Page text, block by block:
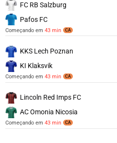
FC RB Salzburg
Pafos FC
Começando em43 min CA
KKS Lech Poznan
KI Klaksvik
Começando em43 min CA
Lincoln Red Imps FC
AC Omonia Nicosia
Começando em43 min CA